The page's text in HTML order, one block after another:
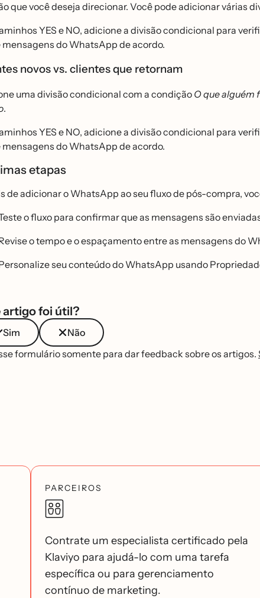
que você deseja direcionar. Você pode adicionar várias
YES e NO, adicione a divisão condicional para
mensagens do WhatsApp de acordo.
novos vs. clientes que retornam
uma divisão condicional com a condição O que alguém
.
YES e NO, adicione a divisão condicional para
mensagens do WhatsApp de acordo.
etapas
de adicionar o WhatsApp ao seu fluxo de pós-compra,
o fluxo para confirmar que as mensagens são
o tempo e o espaçamento entre as mensagens do
seu conteúdo do WhatsApp usando
artigo foi útil?
Sim
Não
formulário somente para dar feedback sobre os artigos.
PARCEIROS
Contrate um especialista certificado pela
Klaviyo para ajudá-lo com uma tarefa
específica ou para gerenciamento
contínuo de marketing.